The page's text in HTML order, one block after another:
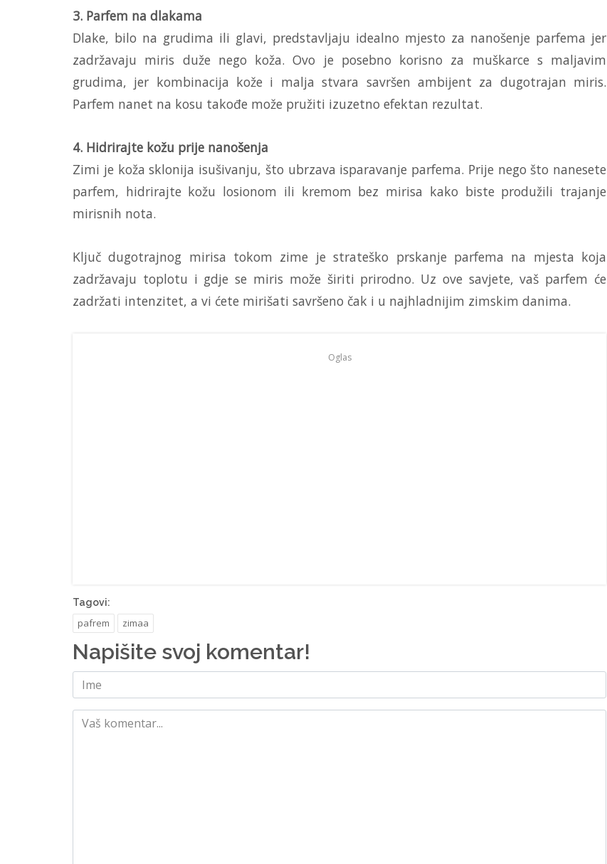
3. Parfem na dlakama
Dlake, bilo na grudima ili glavi, predstavljaju idealno mjesto za nanošenje parfema jer
zadržavaju miris duže nego koža. Ovo je posebno korisno za muškarce s maljavim
grudima, jer kombinacija kože i malja stvara savršen ambijent za dugotrajan miris.
Parfem nanet na kosu takođe može pružiti izuzetno efektan rezultat.
4. Hidrirajte kožu prije nanošenja
Zimi je koža sklonija isušivanju, što ubrzava isparavanje parfema. Prije nego što nanesete
parfem, hidrirajte kožu losionom ili kremom bez mirisa kako biste produžili trajanje
mirisnih nota.
Ključ dugotrajnog mirisa tokom zime je strateško prskanje parfema na mjesta koja
zadržavaju toplotu i gdje se miris može širiti prirodno. Uz ove savjete, vaš parfem će
zadržati intenzitet, a vi ćete mirišati savršeno čak i u najhladnijim zimskim danima.
Oglas
Tagovi:
pafrem zimaa
Napišite svoj komentar!